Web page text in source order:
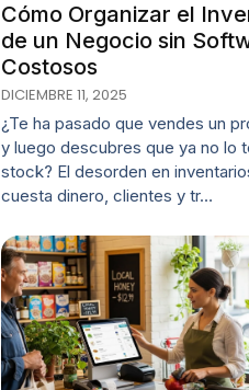
Cómo Organizar el
de un Negocio sin
Costosos
DICIEMBRE 11, 2025
¿Te ha pasado que vendes un
y luego descubres que ya no lo
stock? El desorden en
cuesta dinero, clientes y tr…